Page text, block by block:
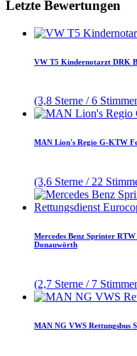
Letzte Bewertungen
VW T5 Kindernotarzt DRK
(3,8 Sterne / 6
MAN Lion's Regio G-KTW
(3,6 Sterne / 22
Mercedes Benz Sprinter
Donauwörth
(2,7 Sterne / 7
MAN NG VWS Rettungsbus